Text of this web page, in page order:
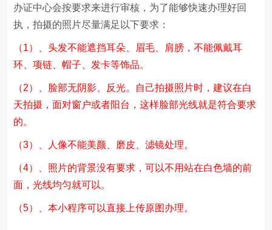
办证中心会按要求来进行审核，为了能够快速办理好回
执，拍摄的照片尽量满足以下要求：
（1）、头发不能遮挡耳朵、眉毛、肩膀，不能佩戴耳
环、项链、帽子、发卡等饰品。
（2）、脸部无阴影、反光。自己拍摄照片时，建议在白
天拍摄，面对窗户或者阳台，这样脸部光线就是符合要求
的。
（3）、人像不能美颜、磨皮、滤镜处理。
（4）、照片的背景没有要求，可以不用站在白色墙的前
面，光线均匀就可以。
（5）、本小程序可以直接上传原图办理。